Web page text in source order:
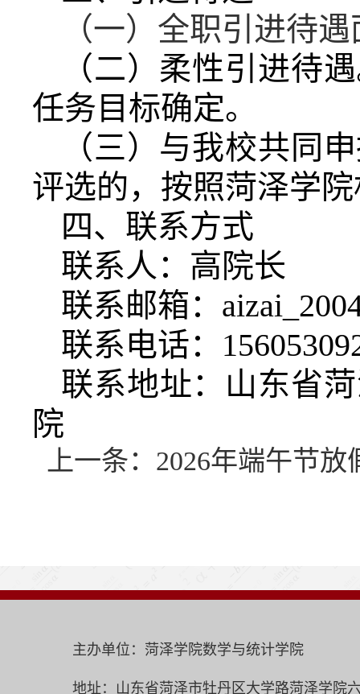
（一）全职引进待
（二）柔性引进待
任务目标确定。
（三）与我校共同
评选的，按照菏泽学
四、联系方式
联系人：高院长
联系邮箱：
联系电话：
联系地址：山东省
院
上一条： 2026年端午节
主办单位：菏泽学院数学与统计学院
地址：山东省菏泽市牡丹区大学路菏泽学院